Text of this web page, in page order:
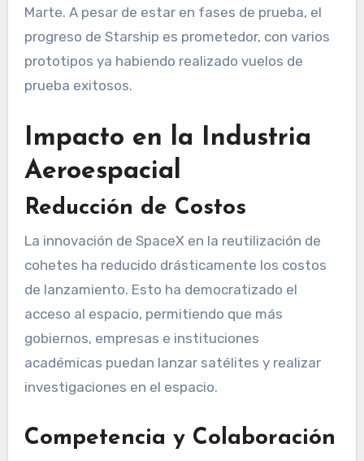
Marte. A pesar de estar en fases de prueba, el
progreso de Starship es prometedor, con varios
prototipos ya habiendo realizado vuelos de
prueba exitosos.
Impacto en la Industria
Aeroespacial
Reducción de Costos
La innovación de SpaceX en la reutilización de
cohetes ha reducido drásticamente los costos
de lanzamiento. Esto ha democratizado el
acceso al espacio, permitiendo que más
gobiernos, empresas e instituciones
académicas puedan lanzar satélites y realizar
investigaciones en el espacio.
Competencia y Colaboración